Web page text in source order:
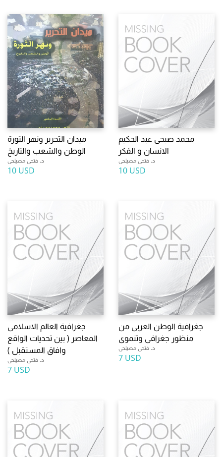
ميدان التحرير ونهر الثورة
الوطن والشعب والتاريخ
د. فتحى مصيلحى
10 USD
محمد صبحى عبد الحكيم
الانسان و الفكر
د. فتحى مصيلحى
10 USD
جغرافية العالم الاسلامى
المعاصر ( بين تحديات الواقع
وافاق المستقبل )
د. فتحى مصيلحى
7 USD
جغرافية الوطن العربى من
منظور جغرافى وتنموى
د. فتحى مصيلحى
7 USD